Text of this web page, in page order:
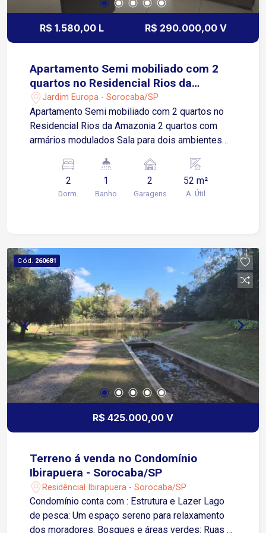
R$ 1.580,00 L R$ 290.000,00 V
Apartamento Semi mobiliado com 2
quartos no Residencial Rios da
Amazonia
Jardim Europa - Sorocaba/SP
Apartamento Semi mobiliado com 2 quartos no
Residencial Rios da Amazonia 2 quartos com
armários modulados Sala para dois ambientes
área de serviços 1 vaga de garagem Localização
Localizado no Jardim Europa, bairro com
excelente infraestrutura e fácil acesso às
General Carneiro Aproximadamente 10 minutos
da Rodovia Raposo Tavares Fácil acesso à
Avenida Elias Maluf em cerca de 8 minutos
Aproximadamente 15 minutos do Centro de
Sorocaba Próximo a supermercados, farmácias,
escolas, academias, padarias e diversos
comércios e serviços Transporte público nas
proximidades
2
Dorm.
1
Banho
2
Garagens
52 m²
A. Útil
Cód. 260681
R$ 425.000,00 V
Terreno á venda no Condomínio
Ibirapuera - Sorocaba/SP
Residêncial Ibirapuera - Sorocaba/SP
Condomínio conta com : Estrutura e Lazer Lago
de pesca: Um espaço sereno para relaxamento
dos moradores. Bosques e áreas verdes: Ruas e